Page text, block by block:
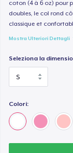
coton (4 à 6 oz) pour
doubles, le col rond
classique et
Mostra Ulteriori Dettagli
Seleziona la
Colori: